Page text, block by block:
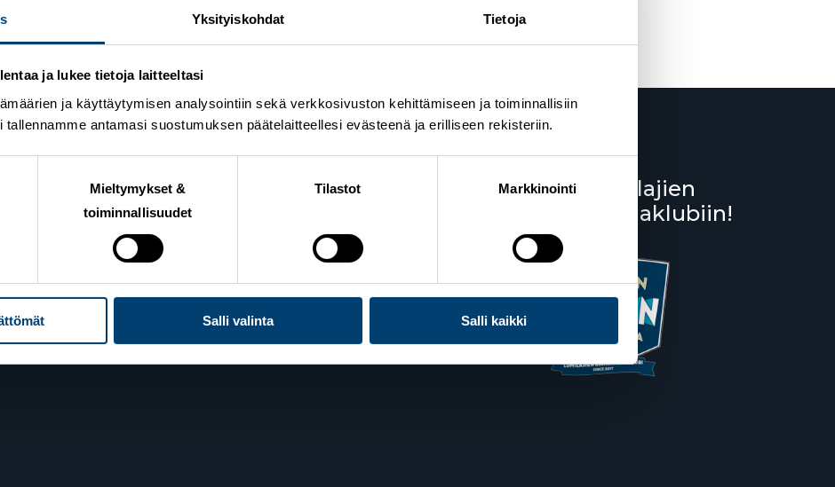
Yksityiskohdat Tietoja
ja lukee tietoja laitteeltasi
ja käyttäytymisen analysointiin sekä verkkosivuston kehittämiseen ja toiminnallisiin
antamasi suostumuksen päätelaitteellesi evästeenä ja erilliseen rekisteriin.
Mieltymykset &
toiminnallisuudet
Tilastot Markkinointi
Salli valinta Salli kaikki
29.6.2921
Hiihtoliitto Lahden toimisto
Lahden Urheilukeskus
Liity lumilajien
kannattajaklubiin!